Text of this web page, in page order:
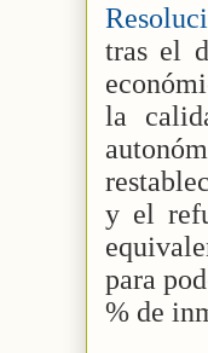
tras el
la
y el
para
% de